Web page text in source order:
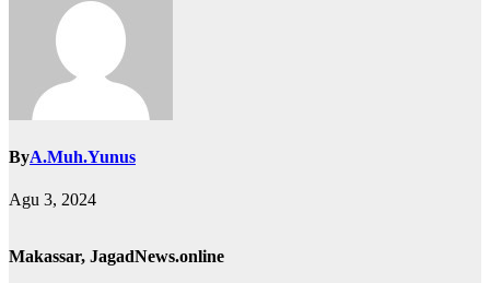
ByA.Muh.Yunus
Agu 3, 2024
Makassar, JagadNews.online